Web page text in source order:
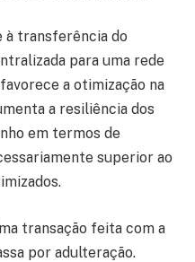
à transferência do
para uma rede
a otimização na
a resiliência dos
em termos de
superior ao
transação feita com a
por adulteração.